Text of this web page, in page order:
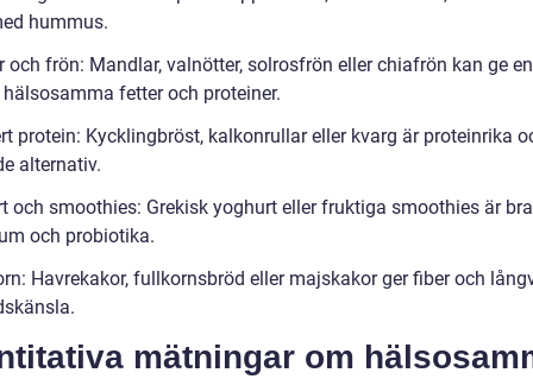
hummus.
och frön: Mandlar, valnötter, solrosfrön eller chiafrön kan ge
fetter och proteiner.
protein: Kycklingbröst, kalkonrullar eller kvarg är proteinrika
alternativ.
och smoothies: Grekisk yoghurt eller fruktiga smoothies är
och probiotika.
Havrekakor, fullkornsbröd eller majskakor ger fiber och
mätningar om